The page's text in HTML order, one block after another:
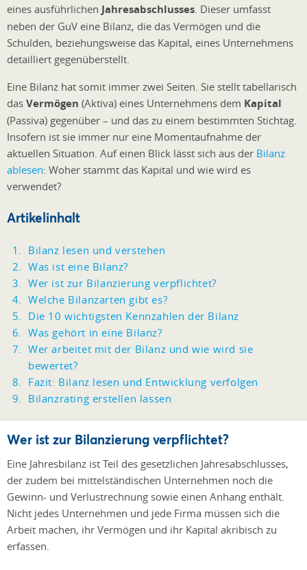
eines ausführlichen Jahresabschlusses . Dieser umfasst
neben der GuV eine Bilanz, die das Vermögen und die
Schulden, beziehungsweise das Kapital, eines Unternehmens
detailliert gegenüberstellt.
Eine Bilanz hat somit immer zwei Seiten. Sie stellt tabellarisch
das Vermögen (Aktiva) eines Unternehmens dem Kapital
(Passiva) gegenüber – und das zu einem bestimmten Stichtag.
Insofern ist sie immer nur eine Momentaufnahme der
aktuellen Situation. Auf einen Blick lässt sich aus der Bilanz
ablesen: Woher stammt das Kapital und wie wird es
verwendet?
Artikelinhalt
Bilanz lesen und verstehen
Was ist eine Bilanz?
Wer ist zur Bilanzierung verpflichtet?
Welche Bilanzarten gibt es?
Die 10 wichtigsten Kennzahlen der Bilanz
Was gehört in eine Bilanz?
Wer arbeitet mit der Bilanz und wie wird sie
bewertet?
Fazit: Bilanz lesen und Entwicklung verfolgen
Bilanzrating erstellen lassen
Wer ist zur Bilanzierung verpflichtet?
Eine Jahresbilanz ist Teil des gesetzlichen Jahresabschlusses,
der zudem bei mittelständischen Unternehmen noch die
Gewinn- und Verlustrechnung sowie einen Anhang enthält.
Nicht jedes Unternehmen und jede Firma müssen sich die
Arbeit machen, ihr Vermögen und ihr Kapital akribisch zu
erfassen.